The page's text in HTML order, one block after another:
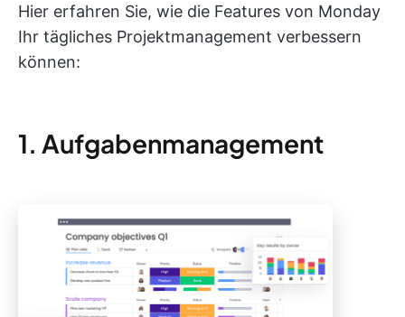
Hier erfahren Sie, wie die Features von Monday
Ihr tägliches Projektmanagement verbessern
können:
1. Aufgabenmanagement